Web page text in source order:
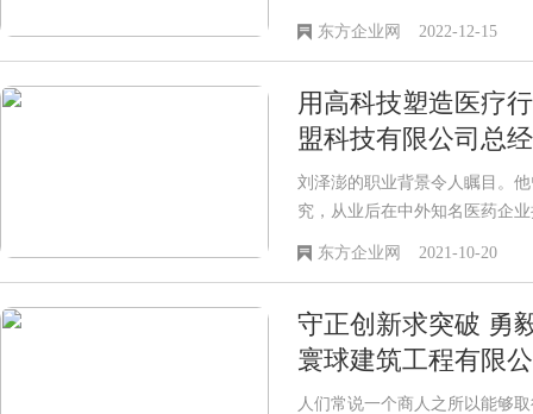
定下底色。匠人们在传授手艺
行业的专注使他完成了对自己
值。
东方企业网 2022-12-15
用高科技塑造医疗
盟科技有限公司总
刘泽澎的职业背景令人瞩目。
究，从业后在中外知名医药企
制药有限公司、阿斯利康医药
东方企业网 2021-10-20
守正创新求突破 勇
寰球建筑工程有限
人们常说一个商人之所以能够